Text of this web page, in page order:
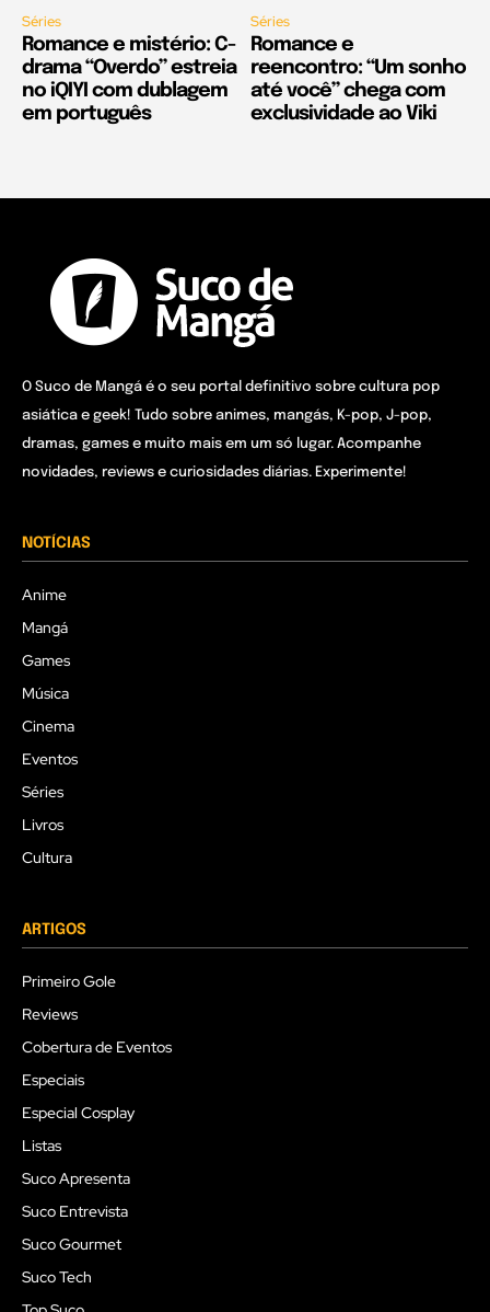
Séries
Romance e mistério: C-
drama “Overdo” estreia
no iQIYI com dublagem
em português
Séries
Romance e
reencontro: “Um sonho
até você” chega com
exclusividade ao Viki
O Suco de Mangá é o seu portal definitivo sobre cultura pop
asiática e geek! Tudo sobre animes, mangás, K-pop, J-pop,
dramas, games e muito mais em um só lugar. Acompanhe
novidades, reviews e curiosidades diárias. Experimente!
NOTÍCIAS
Anime
Mangá
Games
Música
Cinema
Eventos
Séries
Livros
Cultura
ARTIGOS
Primeiro Gole
Reviews
Cobertura de Eventos
Especiais
Especial Cosplay
Listas
Suco Apresenta
Suco Entrevista
Suco Gourmet
Suco Tech